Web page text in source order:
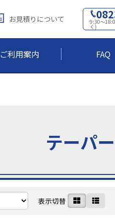
お見積りについて 9:30～
く)
ご利用案内 FAQ
テーパ
表示切替